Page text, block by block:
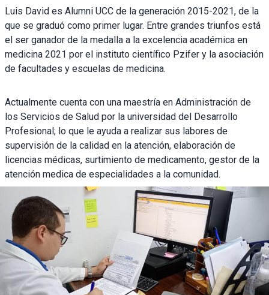
Luis David es Alumni UCC de la generación 2015-2021, de la
que se graduó como primer lugar. Entre grandes triunfos está
el ser ganador de la medalla a la excelencia académica en
medicina 2021 por el instituto científico Pzifer y la asociación
de facultades y escuelas de medicina.
Actualmente cuenta con una maestría en Administración de
los Servicios de Salud por la universidad del Desarrollo
Profesional; lo que le ayuda a realizar sus labores de
supervisión de la calidad en la atención, elaboración de
licencias médicas, surtimiento de medicamento, gestor de la
atención medica de especialidades a la comunidad.